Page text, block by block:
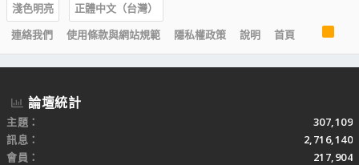
淺色明亮
正體中文（台灣）
連絡我們
使用條款與網站規範 隱私權政策 說明 首頁
S
論壇統計
主題
307,109
訊息
2,716,140
會員
217,904